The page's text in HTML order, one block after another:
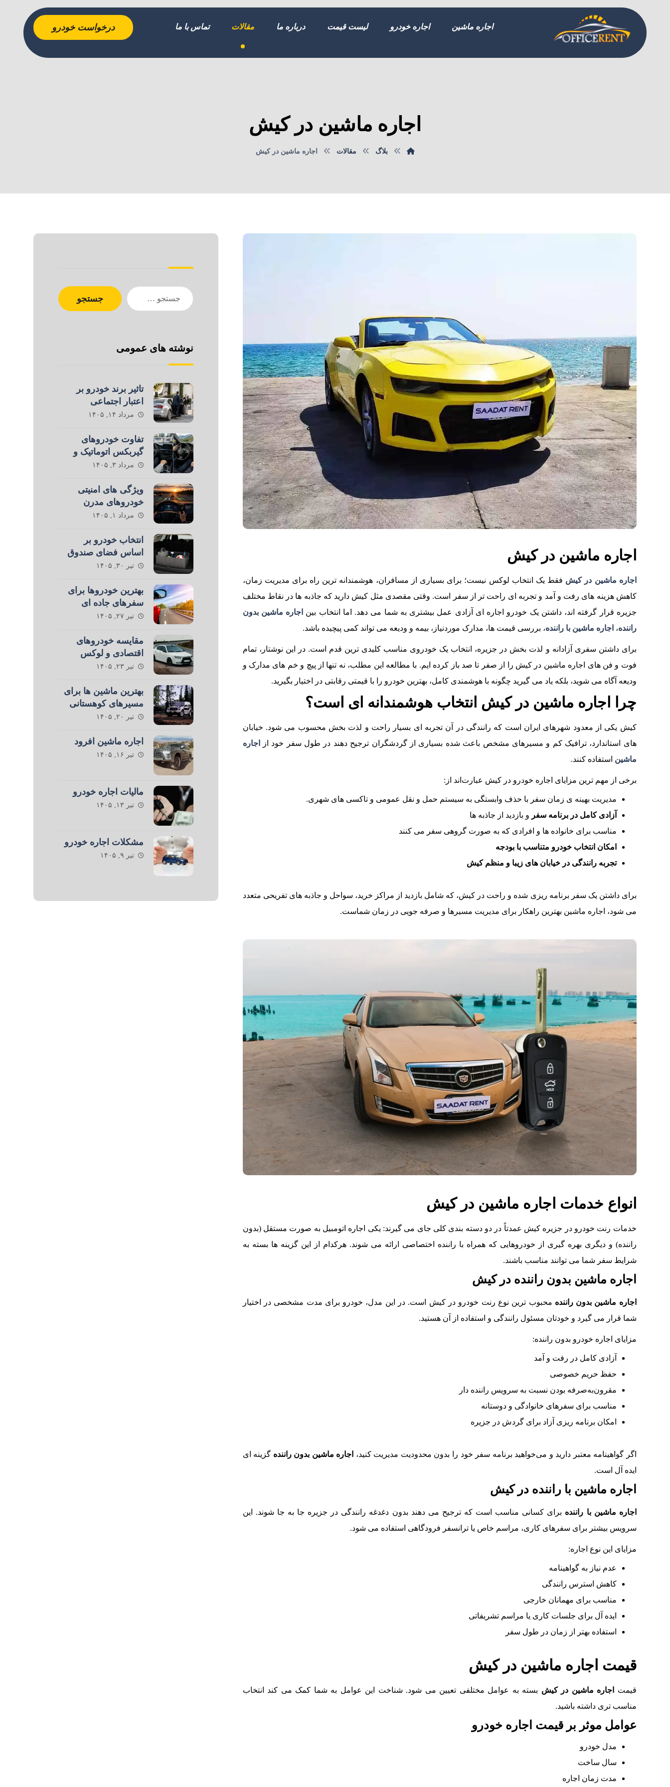
اجاره ماشین اجاره خودرو لیست قیمت درباره ما مقالات تماس با ما درخواست خودرو
اجاره ماشین در کیش
بلاگ مقالات اجاره ماشین در کیش
اجاره ماشین در کیش
اجاره ماشین در کیش فقط یک انتخاب لوکس نیست؛ برای بسیاری از مسافران، هوشمندانه‌ ترین راه برای مدیریت زمان،
کاهش هزینه‌ های رفت‌ و آمد و تجربه‌ ای راحت‌ تر از سفر است. وقتی مقصدی مثل کیش دارید که جاذبه‌ ها در نقاط مختلف
جزیره قرار گرفته‌ اند، داشتن یک خودرو اجاره‌ ای آزادی عمل بیشتری به شما می‌ دهد. اما انتخاب بین اجاره ماشین بدون
راننده، اجاره ماشین با راننده، بررسی قیمت‌ ها، مدارک موردنیاز، بیمه و ودیعه می‌ تواند کمی پیچیده باشد.
برای داشتن سفری آزادانه و لذت‌ بخش در جزیره، انتخاب یک خودروی مناسب کلیدی‌ ترین قدم است. در این نوشتار، تمام
فوت‌ و فن‌ های اجاره ماشین در کیش را از صفر تا صد باز کرده‌ ایم. با مطالعه این مطلب، نه‌ تنها از پیچ‌ و خم‌ های مدارک و
ودیعه آگاه می‌ شوید، بلکه یاد می‌ گیرید چگونه با هوشمندی کامل، بهترین خودرو را با قیمتی رقابتی در اختیار بگیرید.
چرا اجاره ماشین در کیش انتخاب هوشمندانه‌ ای است؟
کیش یکی از معدود شهرهای ایران است که رانندگی در آن تجربه‌ ای بسیار راحت و لذت‌ بخش محسوب می‌ شود. خیابان‌
های استاندارد، ترافیک کم و مسیرهای مشخص باعث شده بسیاری از گردشگران ترجیح دهند در طول سفر خود از
اجاره
ماشین استفاده کنند.
برخی از مهم‌ ترین مزایای اجاره خودرو در کیش عبارت‌اند از:
مدیریت بهینه‌ ی زمان سفر با حذف وابستگی به سیستم حمل‌ و نقل عمومی و تاکسی‌ های شهری.
آزادی کامل در برنامه سفر و بازدید از جاذبه‌ ها
مناسب برای خانواده‌ ها و افرادی که به‌ صورت گروهی سفر می‌ کنند
امکان انتخاب خودرو متناسب با بودجه
تجربه رانندگی در خیابان‌ های زیبا و منظم کیش
برای داشتن یک سفر برنامه‌ ریزی‌ شده و راحت در کیش، که شامل بازدید از مراکز خرید، سواحل و جاذبه‌ های تفریحی متعدد
می‌ شود، اجاره ماشین بهترین راهکار برای مدیریت مسیرها و صرفه‌ جویی در زمان شماست.
انواع خدمات اجاره ماشین در کیش
خدمات رنت خودرو در جزیره کیش عمدتاً در دو دسته‌ بندی کلی جای می‌ گیرند: یکی اجاره اتومبیل به‌ صورت مستقل (بدون
راننده) و دیگری بهره‌ گیری از خودروهایی که همراه با راننده اختصاصی ارائه می‌ شوند. هرکدام از این گزینه‌ ها بسته به
شرایط سفر شما می‌ توانند مناسب باشند.
اجاره ماشین بدون راننده در کیش
اجاره ماشین بدون راننده محبوب‌ ترین نوع رنت خودرو در کیش است. در این مدل، خودرو برای مدت مشخصی در اختیار
شما قرار می‌ گیرد و خودتان مسئول رانندگی و استفاده از آن هستید.
مزایای اجاره خودرو بدون راننده:
آزادی کامل در رفت‌ و آمد
حفظ حریم خصوصی
مقرون‌به‌صرفه بودن نسبت به سرویس راننده‌ دار
مناسب برای سفرهای خانوادگی و دوستانه
امکان برنامه‌ ریزی آزاد برای گردش در جزیره
اگر گواهینامه معتبر دارید و می‌خواهید برنامه سفر خود را بدون محدودیت مدیریت کنید، اجاره ماشین بدون راننده گزینه‌ ای
ایده‌ آل است.
اجاره ماشین با راننده در کیش
اجاره ماشین با راننده برای کسانی مناسب است که ترجیح می‌ دهند بدون دغدغه رانندگی در جزیره جا به‌ جا شوند. این
سرویس بیشتر برای سفرهای کاری، مراسم خاص یا ترانسفر فرودگاهی استفاده می‌ شود.
مزایای این نوع اجاره:
عدم نیاز به گواهینامه
کاهش استرس رانندگی
مناسب برای مهمانان خارجی
ایده‌ آل برای جلسات کاری یا مراسم تشریفاتی
استفاده بهتر از زمان در طول سفر
قیمت اجاره ماشین در کیش
قیمت اجاره ماشین در کیش بسته به عوامل مختلفی تعیین می‌ شود. شناخت این عوامل به شما کمک می‌ کند انتخاب
مناسب‌ تری داشته باشید.
عوامل موثر بر قیمت اجاره خودرو
مدل خودرو
سال ساخت
مدت زمان اجاره
جستجو
نوشته های عمومی
تاثیر برند خودرو بر
اعتبار اجتماعی
مرداد ۱۴, ۱۴۰۵
تفاوت خودروهای
گیربکس اتوماتیک و
دستی در رانندگی
مرداد ۳, ۱۴۰۵
ویژگی های امنیتی
خودروهای مدرن
مرداد ۱, ۱۴۰۵
انتخاب خودرو بر
اساس فضای صندوق
عقب
تیر ۳۰, ۱۴۰۵
بهترین خودروها برای
سفرهای جاده ای
تیر ۲۷, ۱۴۰۵
مقایسه خودروهای
اقتصادی و لوکس
تیر ۲۳, ۱۴۰۵
بهترین ماشین ها برای
مسیرهای کوهستانی
تیر ۲۰, ۱۴۰۵
اجاره ماشین افرود
تیر ۱۶, ۱۴۰۵
مالیات اجاره خودرو
تیر ۱۳, ۱۴۰۵
مشکلات اجاره خودرو
تیر ۹, ۱۴۰۵